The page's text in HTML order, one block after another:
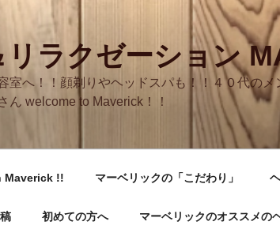
ラクゼーション
室へ！！顔剃りやヘッドスパも！！４０代の
ん welcome to Maverick！！
Maverick !! マーベリックの「こだわり」
初めての方へ マーベリックのオススメの